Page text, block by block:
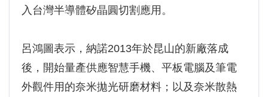
入台灣半導體矽晶圓切割應用。
呂鴻圖表示，納諾2013年於昆山的新廠落成
後，開始量產供應智慧手機、平板電腦及筆電
外觀件用的奈米拋光研磨材料；以及奈米散熱